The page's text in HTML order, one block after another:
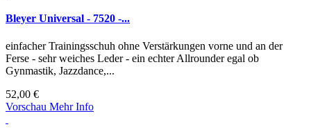
Bleyer Universal - 7520 -...
einfacher Trainingsschuh ohne Verstärkungen vorne und an der
Ferse - sehr weiches Leder - ein echter Allrounder egal ob
Gynmastik, Jazzdance,...
52,00 €
Vorschau Mehr Info